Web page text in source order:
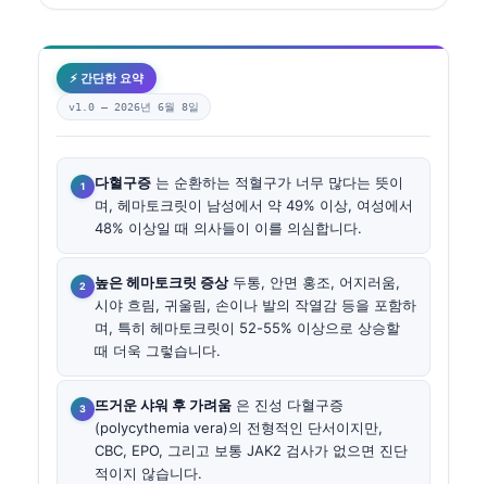
⚡ 간단한 요약
v1.0 — 2026년 6월 8일
다혈구증 는 순환하는 적혈구가 너무 많다는 뜻이
며, 헤마토크릿이 남성에서 약 49% 이상, 여성에서
48% 이상일 때 의사들이 이를 의심합니다.
높은 헤마토크릿 증상두통, 안면 홍조, 어지러움,
시야 흐림, 귀울림, 손이나 발의 작열감 등을 포함하
며, 특히 헤마토크릿이 52-55% 이상으로 상승할
때 더욱 그렇습니다.
뜨거운 샤워 후 가려움 은 진성 다혈구증
(polycythemia vera)의 전형적인 단서이지만,
CBC, EPO, 그리고 보통 JAK2 검사가 없으면 진단
적이지 않습니다.